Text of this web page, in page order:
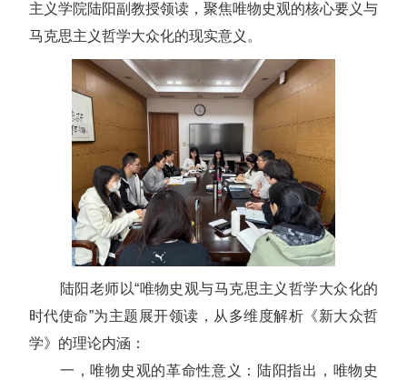
主义学院陆阳副教授领读，聚焦唯物史观的核心要义与
马克思主义哲学大众化的现实意义。
陆阳老师以“唯物史观与马克思主义哲学大众化的
时代使命”为主题展开领读，从多维度解析《新大众哲
学》的理论内涵：
一，唯物史观的革命性意义：陆阳指出，唯物史